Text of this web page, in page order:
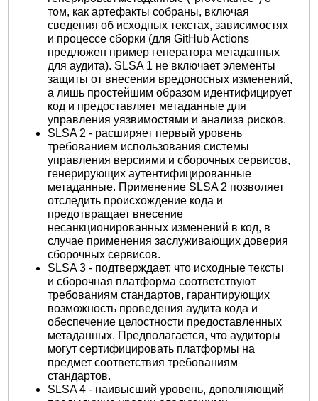
том, как артефакты собраны, включая
сведения об исходных текстах, зависимостях
и процессе сборки (для GitHub Actions
предложен пример генератора метаданных
для аудита). SLSA 1 не включает элементы
защиты от внесения вредоносных изменений,
а лишь простейшим образом идентифицирует
код и предоставляет метаданные для
управления уязвимостями и анализа рисков.
SLSA 2 - расширяет первый уровень
требованием использования системы
управления версиями и сборочных сервисов,
генерирующих аутентифицированные
метаданные. Применение SLSA 2 позволяет
отследить происхождение кода и
предотвращает внесение
несанкционированных изменений в код, в
случае применения заслуживающих доверия
сборочных сервисов.
SLSA 3 - подтверждает, что исходные тексты
и сборочная платформа соответствуют
требованиям стандартов, гарантирующих
возможность проведения аудита кода и
обеспечение целостности предоставленных
метаданных. Предполагается, что аудиторы
могут сертифицировать платформы на
предмет соответствия требованиям
стандартов.
SLSA 4 - наивысший уровень, дополняющий